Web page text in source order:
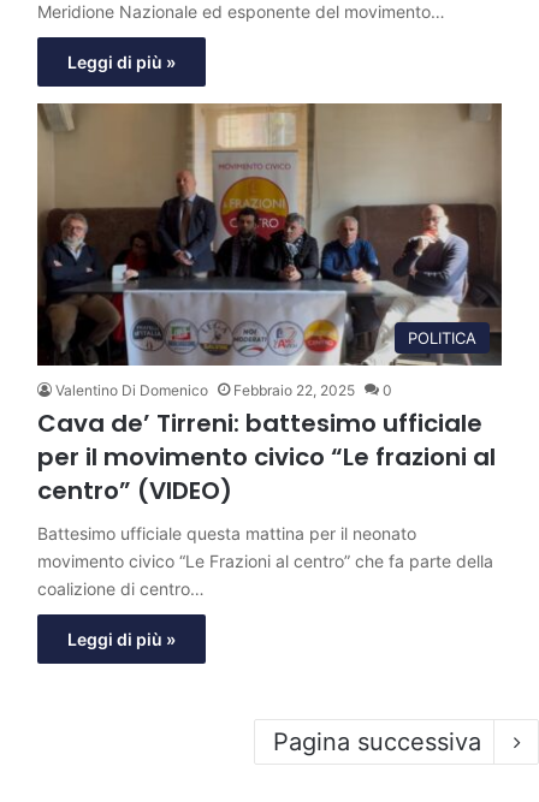
Meridione Nazionale ed esponente del movimento…
Leggi di più »
POLITICA
Valentino Di Domenico Febbraio 22, 2025 0
Cava de’ Tirreni: battesimo ufficiale
per il movimento civico “Le frazioni al
centro” (VIDEO)
Battesimo ufficiale questa mattina per il neonato
movimento civico “Le Frazioni al centro” che fa parte della
coalizione di centro…
Leggi di più »
Pagina successiva